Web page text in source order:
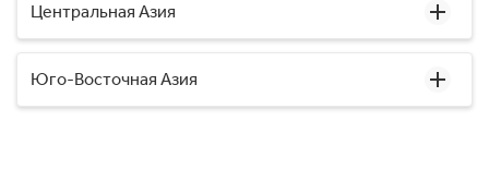
Центральная Азия
Юго-Восточная Азия